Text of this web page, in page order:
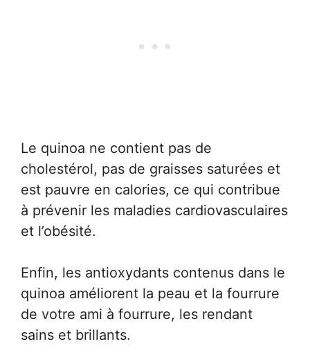
Le quinoa ne contient pas de
cholestérol, pas de graisses saturées et
est pauvre en calories, ce qui contribue
à prévenir les maladies cardiovasculaires
et l’obésité.
Enfin, les antioxydants contenus dans le
quinoa améliorent la peau et la fourrure
de votre ami à fourrure, les rendant
sains et brillants.